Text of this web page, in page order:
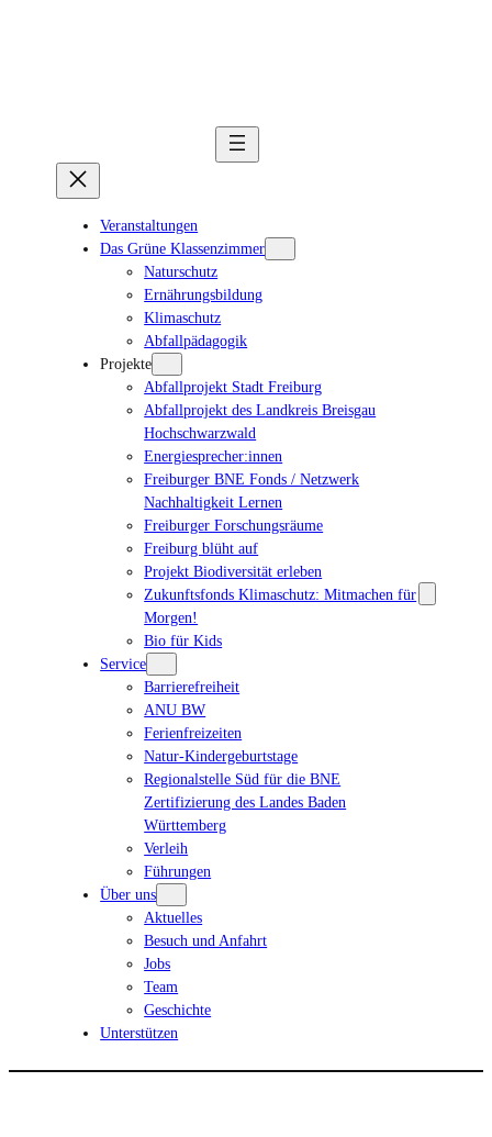
Veranstaltungen
Das Grüne Klassenzimmer
Naturschutz
Ernährungsbildung
Klimaschutz
Abfallpädagogik
Projekte
Abfallprojekt Stadt Freiburg
Abfallprojekt des Landkreis Breisgau
Hochschwarzwald
Energiesprecher:innen
Freiburger BNE Fonds / Netzwerk
Nachhaltigkeit Lernen
Freiburger Forschungsräume
Freiburg blüht auf
Projekt Biodiversität erleben
Zukunftsfonds Klimaschutz: Mitmachen für
Morgen!
Bio für Kids
Service
Barrierefreiheit
ANU BW
Ferienfreizeiten
Natur-Kindergeburtstage
Regionalstelle Süd für die BNE
Zertifizierung des Landes Baden
Württemberg
Verleih
Führungen
Über uns
Aktuelles
Besuch und Anfahrt
Jobs
Team
Geschichte
Unterstützen